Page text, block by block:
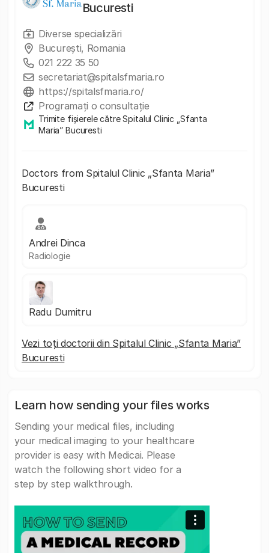
Bucuresti
Diverse specializări
București, Romania
021 222 35 50
secretariat@spitalsfmaria.ro
https://spitalsfmaria.ro/
Programați o consultație
Trimite fișierele către Spitalul Clinic „Sfanta
Maria” Bucuresti
Doctors from Spitalul Clinic „Sfanta Maria”
Bucuresti
Andrei Dinca
Radiologie
Radu Dumitru
Vezi toți doctorii din Spitalul Clinic „Sfanta Maria”
Bucuresti
Learn how sending your files works
Sending your medical files, including
your medical imaging to your healthcare
provider is easy with Medicai. Please
watch the following short video for a
step by step walkthrough.